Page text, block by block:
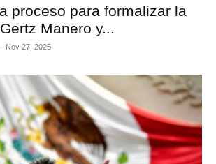
proceso para formalizar la
Manero y...
- Nov 27, 2025